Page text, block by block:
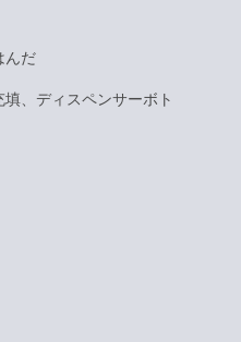
んだ
、ディスペンサーボト